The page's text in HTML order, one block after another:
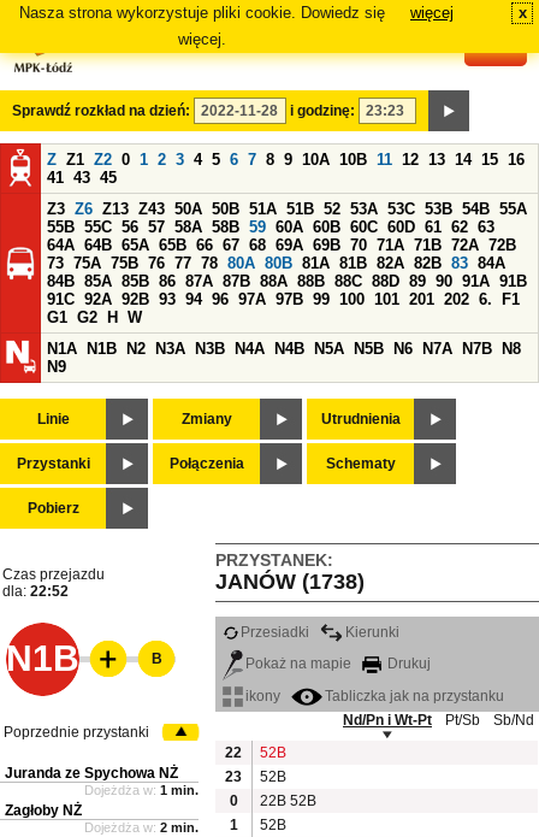
Nasza strona wykorzystuje pliki cookie. Dowiedz się
więcej.
więcej x
Sprawdź rozkład na dzień: i godzinę:
Z Z1 Z2 0 1 2 3 4 5 6 7 8 9 10A 10B 11 12 13 14 15 16
41 43 45
Z3 Z6 Z13 Z43 50A 50B 51A 51B 52 53A 53C 53B 54B 55A
55B 55C 56 57 58A 58B 59 60A 60B 60C 60D 61 62 63
64A 64B 65A 65B 66 67 68 69A 69B 70 71A 71B 72A 72B
73 75A 75B 76 77 78 80A 80B 81A 81B 82A 82B 83 84A
84B 85A 85B 86 87A 87B 88A 88B 88C 88D 89 90 91A 91B
91C 92A 92B 93 94 96 97A 97B 99 100 101 201 202 6.
F1
G1 G2 H
W
N1A
N1B N2 N3A N3B N4A N4B N5A N5B N6 N7A N7B
N8
N9
Linie Zmiany Utrudnienia
Przystanki Połączenia Schematy
Pobierz
PRZYSTANEK:
JANÓW (1738)
Czas przejazdu
dla: 22:52
N1B
Przesiadki
Kierunki
Pokaż na mapie
Drukuj
ikony
Tabliczka jak na przystanku
Nd/Pn i Wt-Pt
Pt/Sb
Sb/Nd
22
52B
23
52B
0
22B 52B
1
52B
B
Poprzednie przystanki
Juranda ze Spychowa NŻ
Dojeżdża w: 1 min.
Zagłoby NŻ
Dojeżdża w: 2 min.